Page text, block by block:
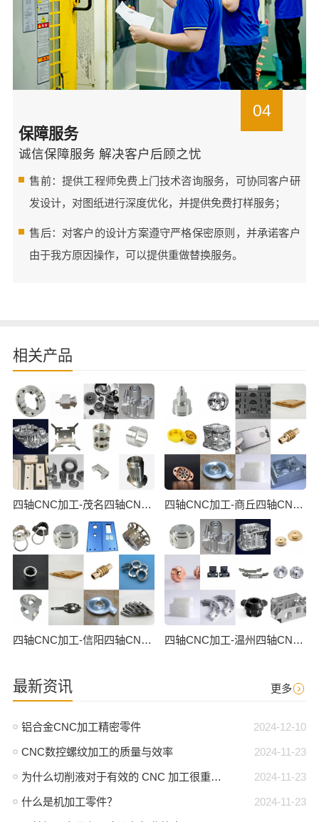
04
保障服务
诚信保障服务 解决客户后顾之忧
售前：提供工程师免费上门技术咨询服务，可协同客户研
发设计，对图纸进行深度优化，并提供免费打样服务；
售后：对客户的设计方案遵守严格保密原则，并承诺客户
由于我方原因操作，可以提供重做替换服务。
相关产品
四轴CNC加工-茂名四轴CNC数控加工 四轴CNC加工-商丘四轴CNC数控加工
四轴CNC加工-信阳四轴CNC数控加工 四轴CNC加工-温州四轴CNC数控加工
最新资讯 更多
2024-12-10
铝合金CNC加工精密零件
2024-11-23
CNC数控螺纹加工的质量与效率
2024-11-23
为什么切削液对于有效的 CNC 加工很重要？
2024-11-23
什么是机加工零件？